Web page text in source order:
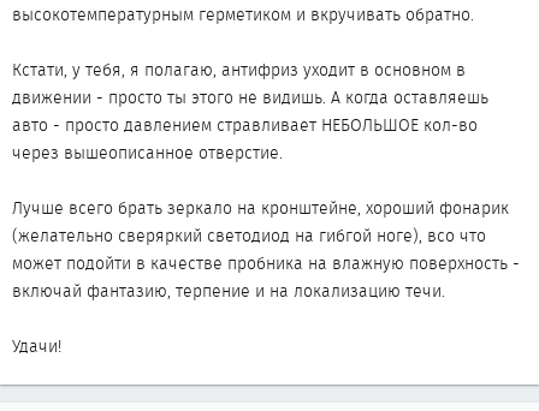
высокотемпературным герметиком и вкручивать обратно.
Кстати, у тебя, я полагаю, антифриз уходит в основном в
движении - просто ты этого не видишь. А когда оставляешь
авто - просто давлением стравливает НЕБОЛЬШОЕ кол-во
через вышеописанное отверстие.
Лучше всего брать зеркало на кронштейне, хороший фонарик
(желательно сверяркий светодиод на гибгой ноге), всо что
может подойти в качестве пробника на влажную поверхность -
включай фантазию, терпение и на локализацию течи.
Удачи!